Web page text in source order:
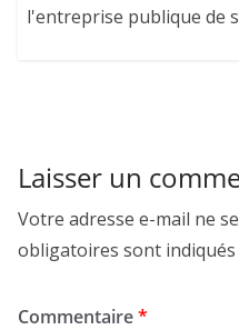
l'entreprise publique de
Laisser un
Votre adresse e-mail ne
obligatoires sont indiqués
Commentaire*